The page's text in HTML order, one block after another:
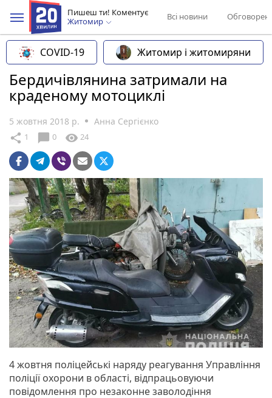
Пишеш ти! Коментує
Житомир
Всі новини
COVID-19 Житомир і житомиряни
Бердичівлянина затримали на
краденому мотоциклі
5 жовтня 2018 р. Анна Сергієнко
share 1 chat_bubble 0 visibility 24
4 жовтня поліцейські наряду реагування Управління
поліції охорони в області, відпрацьовуючи
повідомлення про незаконне заволодіння